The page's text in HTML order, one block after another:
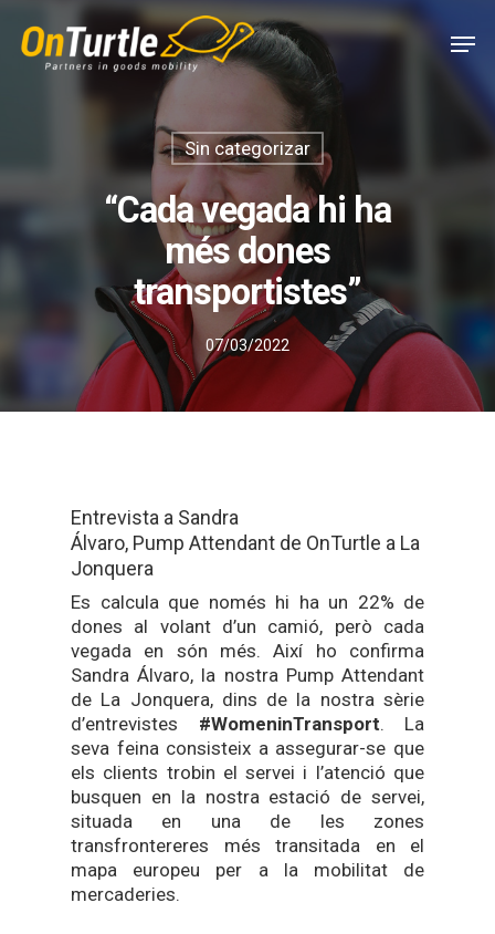
main
Sin categorizar
“Cada vegada hi ha
més dones
transportistes”
07/03/2022
Entrevista a Sandra
Álvaro, Pump Attendant de OnTurtle a La
Jonquera
Es calcula que només hi ha un 22% de
dones al volant d’un camió, però cada
vegada en són més. Així ho confirma
Sandra Álvaro, la nostra Pump Attendant
de La Jonquera, dins de la nostra sèrie
d’entrevistes #WomeninTransport. La
seva feina consisteix a assegurar-se que
els clients trobin el servei i l’atenció que
busquen en la nostra estació de servei,
situada en una de les zones
transfrontereres més transitada en el
mapa europeu per a la mobilitat de
mercaderies.